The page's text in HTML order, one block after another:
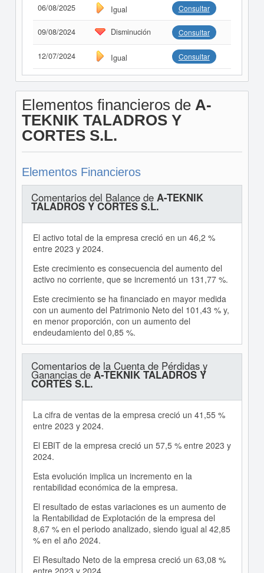
06/08/2025 Igual Consultar
09/08/2024 Disminución Consultar
12/07/2024 Igual Consultar
Elementos financieros de A-
TEKNIK TALADROS Y
CORTES S.L.
Elementos Financieros
Comentarios del Balance de A-TEKNIK
TALADROS Y CORTES S.L.
El activo total de la empresa creció en un 46,2 %
entre 2023 y 2024.
Este crecimiento es consecuencia del aumento del
activo no corriente, que se incrementó un 131,77 %.
Este crecimiento se ha financiado en mayor medida
con un aumento del Patrimonio Neto del 101,43 % y,
en menor proporción, con un aumento del
endeudamiento del 0,85 %.
Comentarios de la Cuenta de Pérdidas y
Ganancias deA-TEKNIK TALADROS Y
CORTES S.L.
La cifra de ventas de la empresa creció un 41,55 %
entre 2023 y 2024.
El EBIT de la empresa creció un 57,5 % entre 2023 y
2024.
Esta evolución implica un incremento en la
rentabilidad económica de la empresa.
El resultado de estas variaciones es un aumento de
la Rentabilidad de Explotación de la empresa del
8,67 % en el periodo analizado, siendo igual al 42,85
% en el año 2024.
El Resultado Neto de la empresa creció un 63,08 %